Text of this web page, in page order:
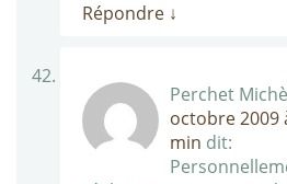
Répondre ↓
Perchet
octobre 2009
min dit: